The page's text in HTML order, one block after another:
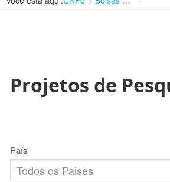
Projetos de
País